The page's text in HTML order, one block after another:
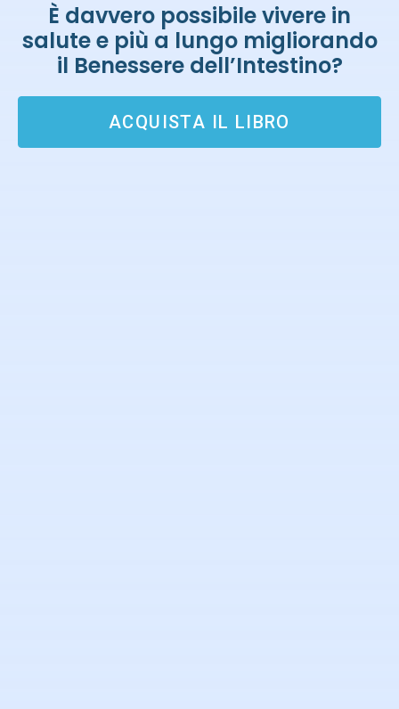
È davvero possibile vivere in
salute e più a lungo migliorando
il Benessere dell’Intestino?
ACQUISTA IL LIBRO